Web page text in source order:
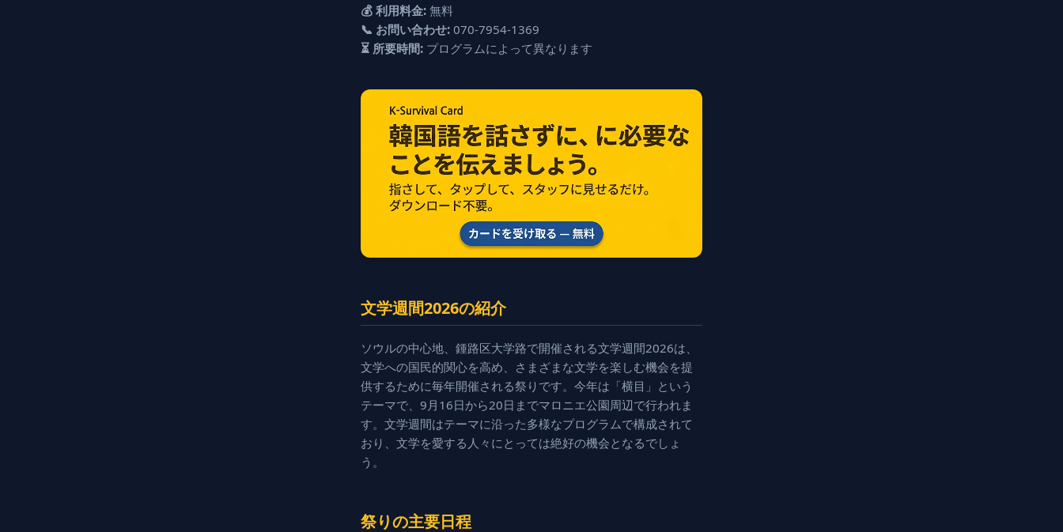
💰 利用料金: 無料
📞 お問い合わせ: 070-7954-1369
⏳ 所要時間: プログラムによって異なります
文学週間2026の紹介
ソウルの中心地、鍾路区大学路で開催される文学週間2026は、
文学への国民的関心を高め、さまざまな文学を楽しむ機会を提
供するために毎年開催される祭りです。今年は「横目」という
テーマで、9月16日から20日までマロニエ公園周辺で行われま
す。文学週間はテーマに沿った多様なプログラムで構成されて
おり、文学を愛する人々にとっては絶好の機会となるでしょ
う。
祭りの主要日程